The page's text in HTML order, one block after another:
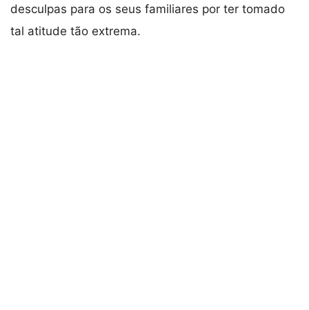
desculpas para os seus familiares por ter tomado
tal atitude tão extrema.